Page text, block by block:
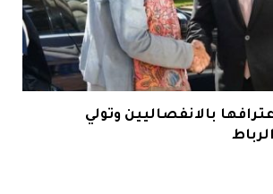
بالانفصاليين وتولي